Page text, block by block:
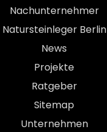
Nachunternehmer
Natursteinleger Berlin
News
Projekte
Ratgeber
Sitemap
Unternehmen